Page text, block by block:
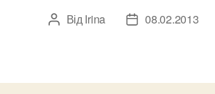
Автор
Від Irina
Дата08.02.2013